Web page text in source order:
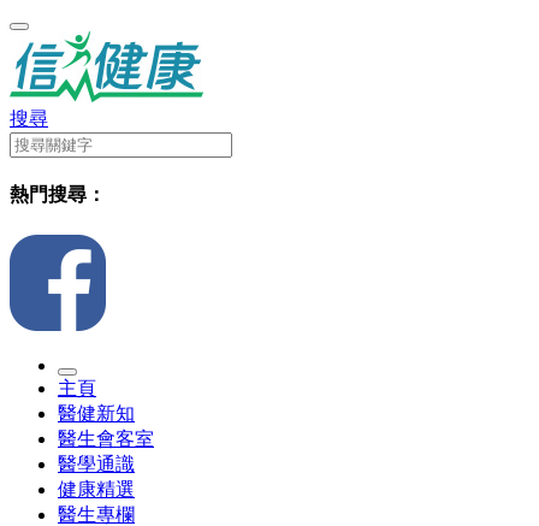
搜尋
熱門搜尋：
主頁
醫健新知
醫生會客室
醫學通識
健康精選
醫生專欄